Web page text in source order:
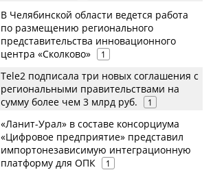
В Челябинской области ведется работа
по размещению регионального
представительства инновационного
центра «Сколково»
1
Tele2 подписала три новых соглашения с
региональными правительствами на
сумму более чем 3 млрд руб.
1
«Ланит-Урал» в составе консорциума
«Цифровое предприятие» представил
импортонезависимую интеграционную
платформу для ОПК
1